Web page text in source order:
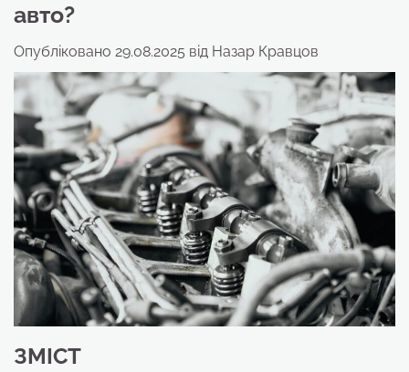
авто?
Опубліковано 29.08.2025 від Назар Кравцов
ЗМІСТ